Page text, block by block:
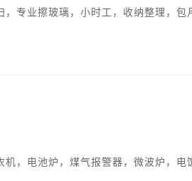
专业擦玻璃，小时工，收纳整理，包
机，电池炉，煤气报警器，微波炉，电